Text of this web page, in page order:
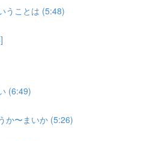
うことは (5:48)
(6:49)
か〜まいか (5:26)